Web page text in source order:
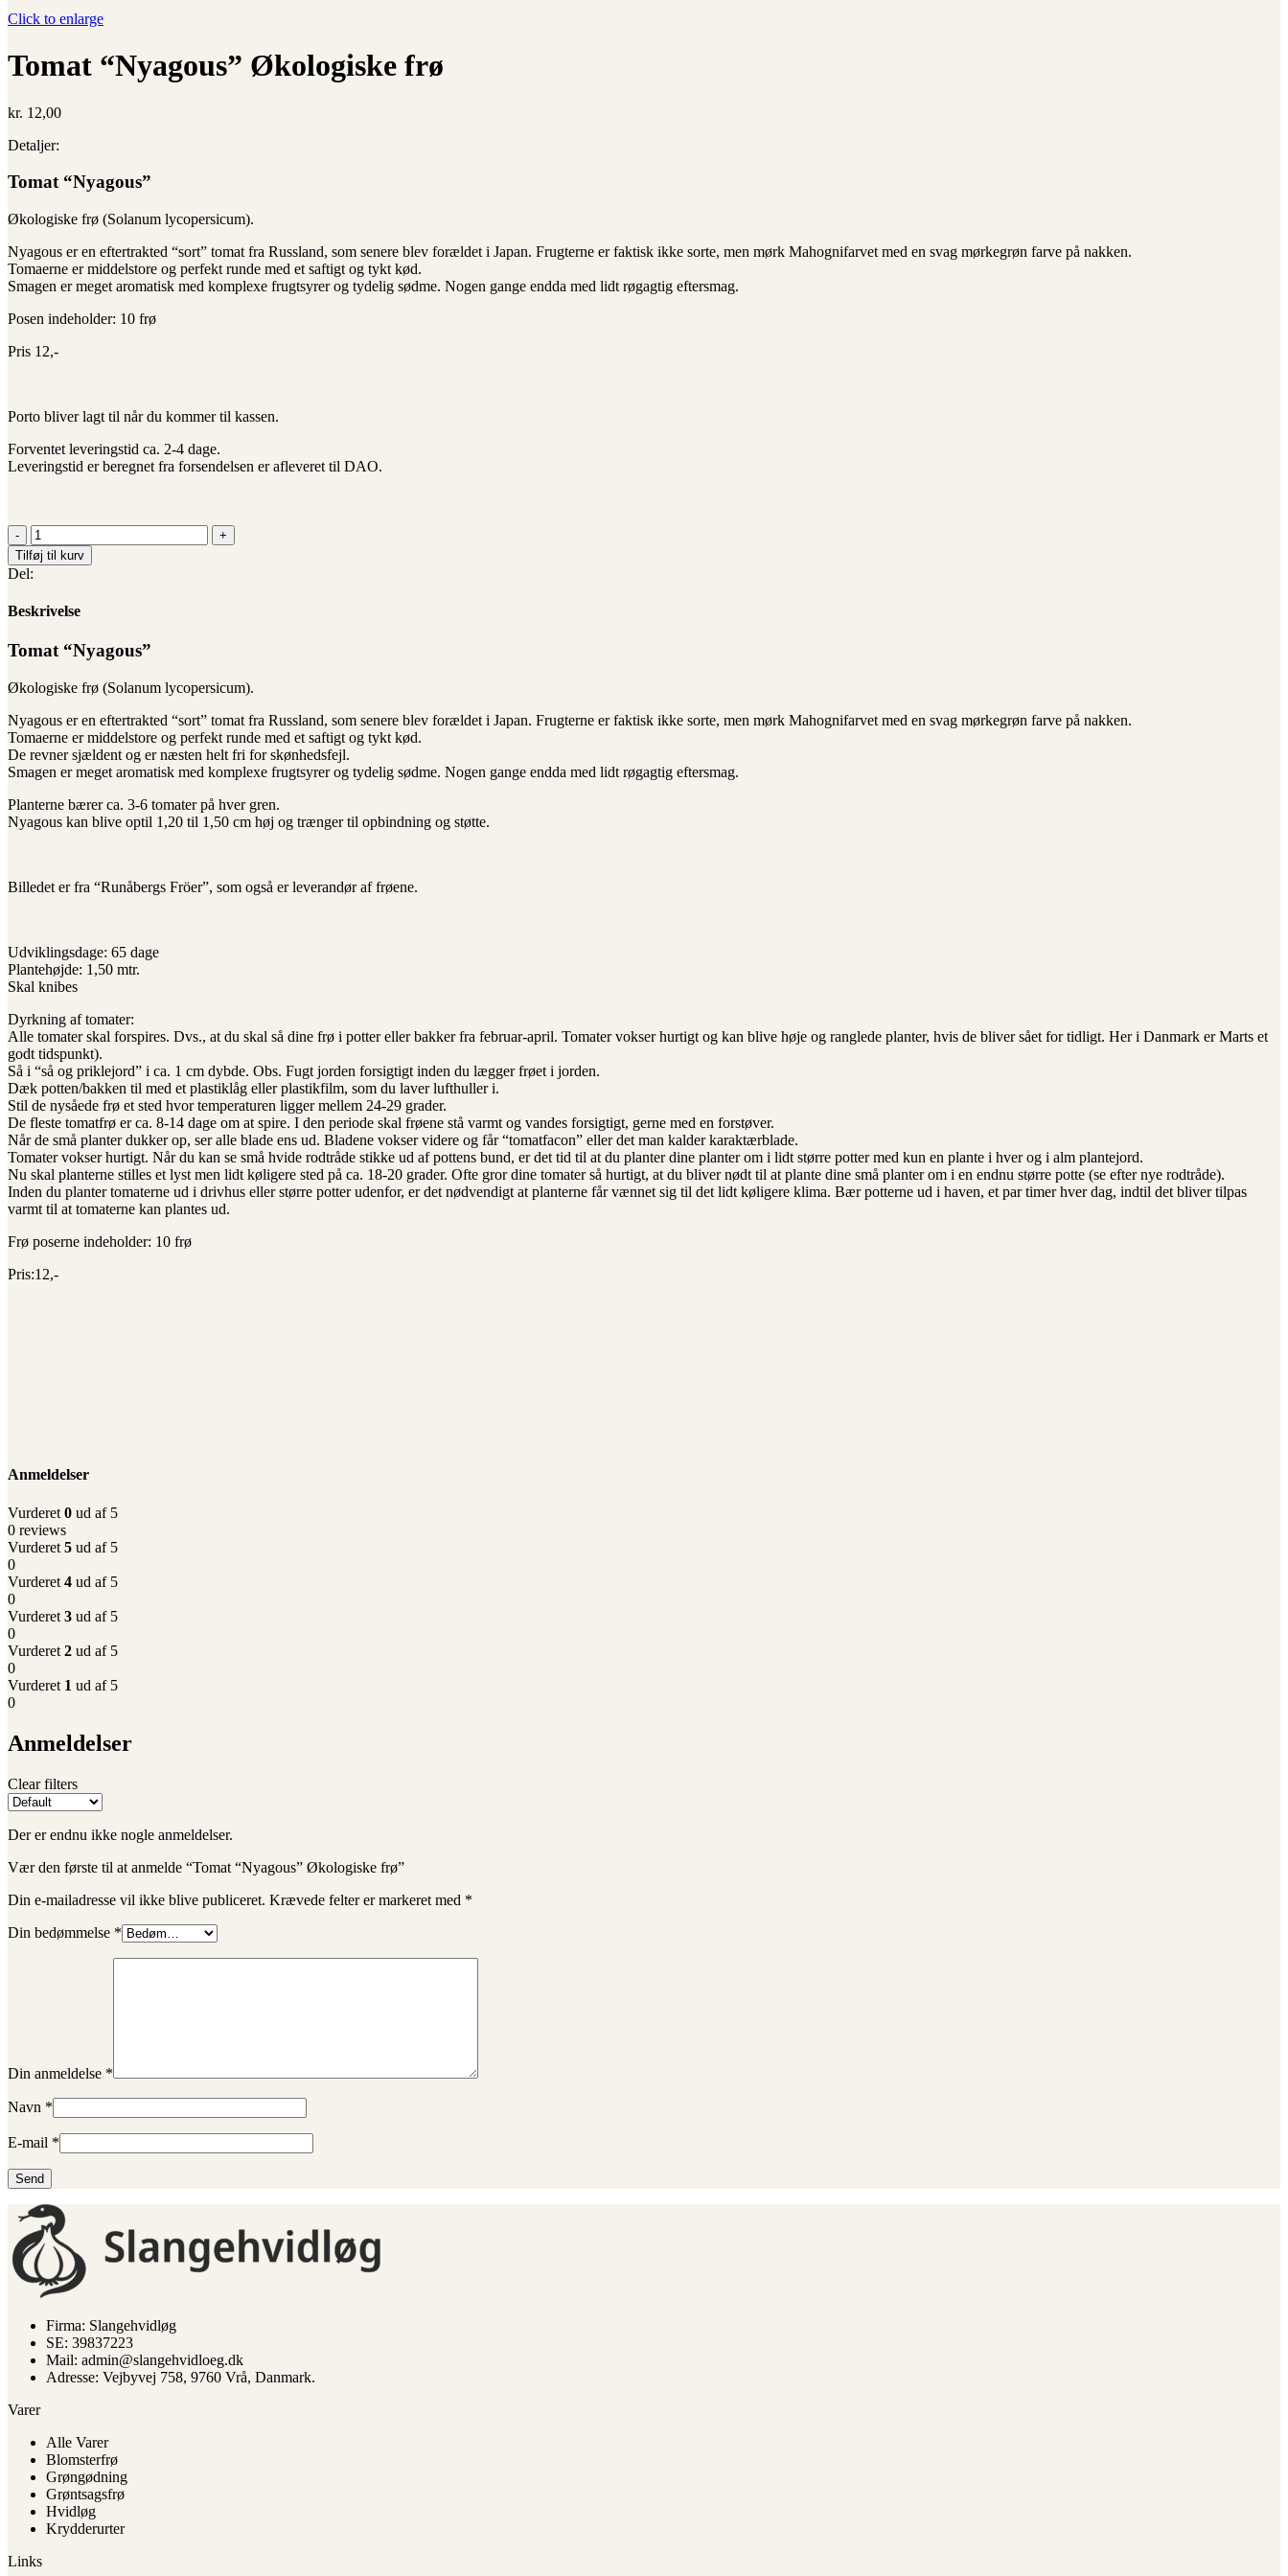
Click to enlarge
Tomat “Nyagous” Økologiske frø
kr. 12,00
Detaljer:
Tomat “Nyagous”
Økologiske frø (Solanum lycopersicum).
Nyagous er en eftertrakted “sort” tomat fra Russland, som senere blev forældet i Japan. Frugterne er faktisk ikke sorte, men mørk Mahognifarvet med en svag mørkegrøn farve på nakken.
Tomaerne er middelstore og perfekt runde med et saftigt og tykt kød.
Smagen er meget aromatisk med komplexe frugtsyrer og tydelig sødme. Nogen gange endda med lidt røgagtig eftersmag.
Posen indeholder: 10 frø
Pris 12,-
Porto bliver lagt til når du kommer til kassen.
Forventet leveringstid ca. 2-4 dage.
Leveringstid er beregnet fra forsendelsen er afleveret til DAO.
Tomat
"Nyagous"
Økologiske
frø
antal
Tilføj til kurv
Del:
Beskrivelse
Tomat “Nyagous”
Økologiske frø (Solanum lycopersicum).
Nyagous er en eftertrakted “sort” tomat fra Russland, som senere blev forældet i Japan. Frugterne er faktisk ikke sorte, men mørk Mahognifarvet med en svag mørkegrøn farve på nakken.
Tomaerne er middelstore og perfekt runde med et saftigt og tykt kød.
De revner sjældent og er næsten helt fri for skønhedsfejl.
Smagen er meget aromatisk med komplexe frugtsyrer og tydelig sødme. Nogen gange endda med lidt røgagtig eftersmag.
Planterne bærer ca. 3-6 tomater på hver gren.
Nyagous kan blive optil 1,20 til 1,50 cm høj og trænger til opbindning og støtte.
Billedet er fra “Runåbergs Fröer”, som også er leverandør af frøene.
Udviklingsdage: 65 dage
Plantehøjde: 1,50 mtr.
Skal knibes
Dyrkning af tomater:
Alle tomater skal forspires. Dvs., at du skal så dine frø i potter eller bakker fra februar-april. Tomater vokser hurtigt og kan blive høje og ranglede planter, hvis de bliver sået for tidligt. Her i Danmark er Marts et
godt tidspunkt).
Så i “så og priklejord” i ca. 1 cm dybde. Obs. Fugt jorden forsigtigt inden du lægger frøet i jorden.
Dæk potten/bakken til med et plastiklåg eller plastikfilm, som du laver lufthuller i.
Stil de nysåede frø et sted hvor temperaturen ligger mellem 24-29 grader.
De fleste tomatfrø er ca. 8-14 dage om at spire. I den periode skal frøene stå varmt og vandes forsigtigt, gerne med en forstøver.
Når de små planter dukker op, ser alle blade ens ud. Bladene vokser videre og får “tomatfacon” eller det man kalder karaktærblade.
Tomater vokser hurtigt. Når du kan se små hvide rodtråde stikke ud af pottens bund, er det tid til at du planter dine planter om i lidt større potter med kun en plante i hver og i alm plantejord.
Nu skal planterne stilles et lyst men lidt køligere sted på ca. 18-20 grader. Ofte gror dine tomater så hurtigt, at du bliver nødt til at plante dine små planter om i en endnu større potte (se efter nye rodtråde).
Inden du planter tomaterne ud i drivhus eller større potter udenfor, er det nødvendigt at planterne får vænnet sig til det lidt køligere klima. Bær potterne ud i haven, et par timer hver dag, indtil det bliver tilpas
varmt til at tomaterne kan plantes ud.
Frø poserne indeholder: 10 frø
Pris:12,-
Anmeldelser
Vurderet 0 ud af 5
0 reviews
Vurderet 5 ud af 5
0
Vurderet 4 ud af 5
0
Vurderet 3 ud af 5
0
Vurderet 2 ud af 5
0
Vurderet 1 ud af 5
0
Anmeldelser
Clear filters
Der er endnu ikke nogle anmeldelser.
Vær den første til at anmelde “Tomat “Nyagous” Økologiske frø”
Din e-mailadresse vil ikke blive publiceret. Krævede felter er markeret med *
Din bedømmelse *
Din anmeldelse *
Navn *
E-mail *
Firma: Slangehvidløg
SE: 39837223
Mail: admin@slangehvidloeg.dk
Adresse: Vejbyvej 758, 9760 Vrå, Danmark.
Varer
Alle Varer
Blomsterfrø
Grøngødning
Grøntsagsfrø
Hvidløg
Krydderurter
Links